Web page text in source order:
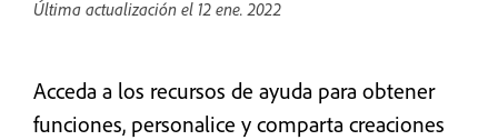
Última actualización el 12 ene. 2022
Acceda a los recursos de ayuda para obtener
funciones, personalice y comparta creaciones